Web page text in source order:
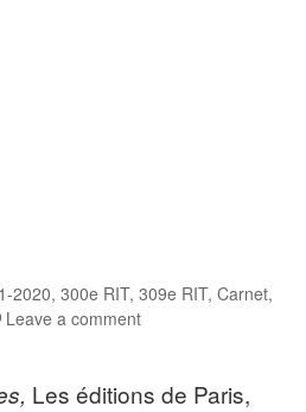
2020,300e RIT,309e RIT,Carnet,
Leave a comment
Les éditions de Paris,